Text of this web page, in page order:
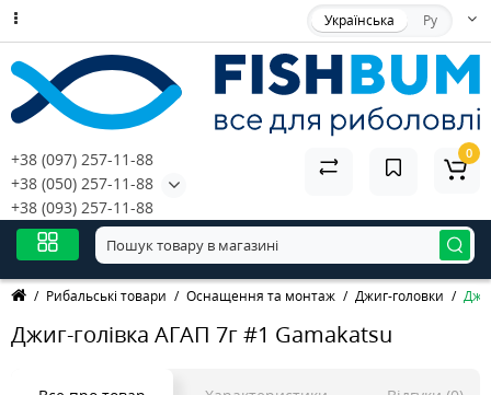
Українська Ру
+38 (097) 257-11-88
+38 (050) 257-11-88
+38 (093) 257-11-88
0
Рибальські товари Оснащення та монтаж Джиг-головки
Джиг-голівка АГАП 7г #1 Gamakatsu